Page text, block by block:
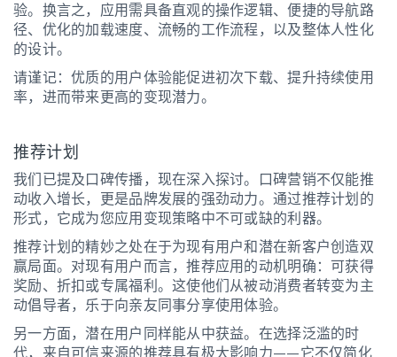
验。换言之，应用需具备直观的操作逻辑、便捷的导航路
径、优化的加载速度、流畅的工作流程，以及整体人性化
的设计。
请谨记：优质的用户体验能促进初次下载、提升持续使用
率，进而带来更高的变现潜力。
推荐计划
我们已提及口碑传播，现在深入探讨。口碑营销不仅能推
动收入增长，更是品牌发展的强劲动力。通过推荐计划的
形式，它成为您应用变现策略中不可或缺的利器。
推荐计划的精妙之处在于为现有用户和潜在新客户创造双
赢局面。对现有用户而言，推荐应用的动机明确：可获得
奖励、折扣或专属福利。这使他们从被动消费者转变为主
动倡导者，乐于向亲友同事分享使用体验。
另一方面，潜在用户同样能从中获益。在选择泛滥的时
代，来自可信来源的推荐具有极大影响力——它不仅简化